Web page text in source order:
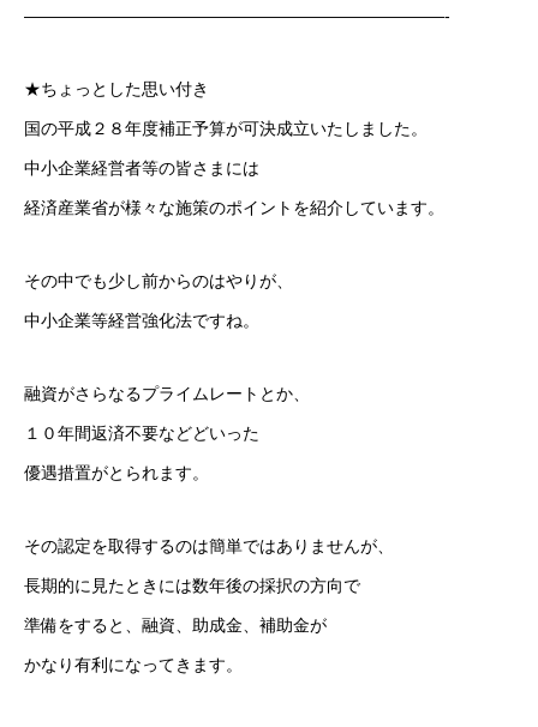
—————————————————————————-
★ちょっとした思い付き
国の平成２８年度補正予算が可決成立いたしました。
中小企業経営者等の皆さまには
経済産業省が様々な施策のポイントを紹介しています。
その中でも少し前からのはやりが、
中小企業等経営強化法ですね。
融資がさらなるプライムレートとか、
１０年間返済不要などどいった
優遇措置がとられます。
その認定を取得するのは簡単ではありませんが、
長期的に見たときには数年後の採択の方向で
準備をすると、融資、助成金、補助金が
かなり有利になってきます。